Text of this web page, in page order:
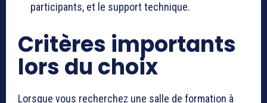
participants, et le support technique.
Critères importants
lors du choix
Lorsque vous recherchez une salle de formation à